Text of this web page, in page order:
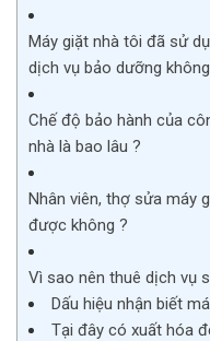
Máy giặt nhà tôi đã sử
dịch vụ bảo dưỡng
Chế độ bảo hành của
nhà là bao lâu ?
Nhân viên, thợ sửa máy
được không ?
Vì sao nên thuê dịch vụ
Dấu hiệu nhận biết
Tại đây có xuất hóa